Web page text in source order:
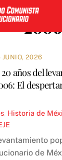
2006
JUNIO, 2026
años del
El
Historia de
de